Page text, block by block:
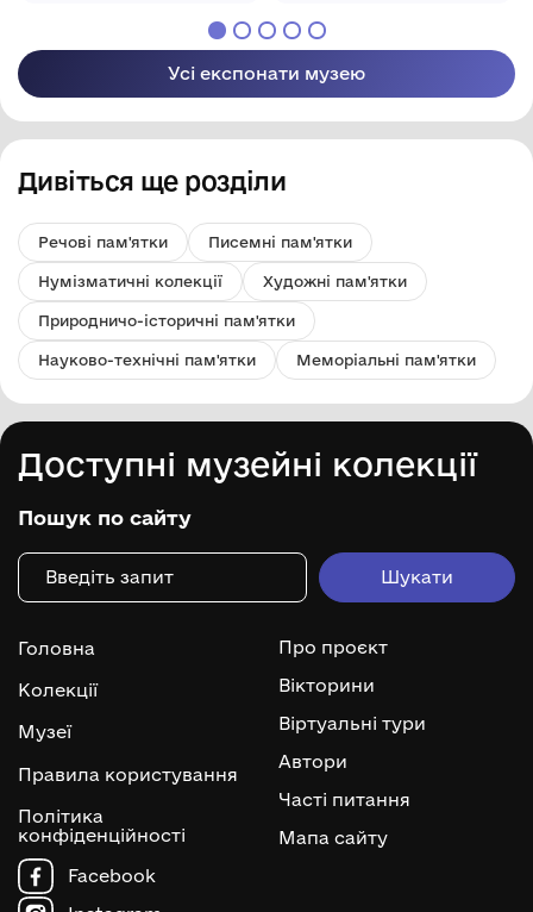
Усі експонати музею
Дивіться ще розділи
Речові пам'ятки Писемні пам'ятки
Нумізматичні колекції Художні пам'ятки
Природничо-історичні пам'ятки
Науково-технічні пам'ятки Меморіальні пам'ятки
Доступні музейні колекції
Пошук по сайту
Головна
Колекції
Музеї
Правила користування
Політика
конфіденційності
Про проєкт
Вікторини
Віртуальні тури
Автори
Часті питання
Мапа сайту
Facebook